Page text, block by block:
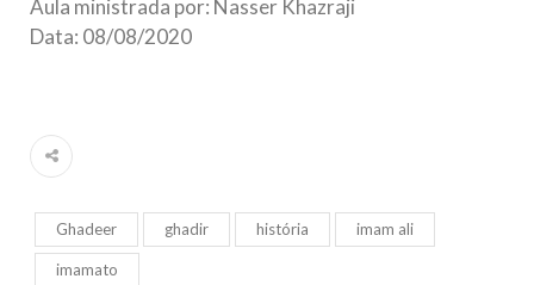
Aula ministrada por: Nasser Khazraji
Data: 08/08/2020
Ghadeer ghadir história imam ali
imamato